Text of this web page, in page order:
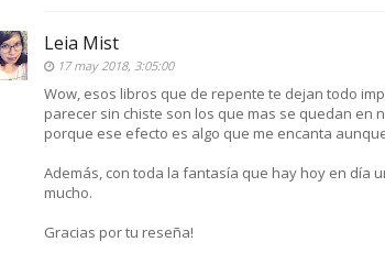
Leia Mist
17 may 2018, 3:05:00
Wow, esos libros que de repente te dejan todo
parecer sin chiste son los que mas se quedan en
porque ese efecto es algo que me encanta
Además, con toda la fantasía que hay hoy en día
mucho.
Gracias por tu reseña!